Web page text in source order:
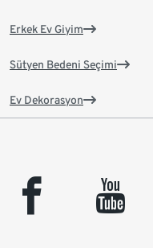
Erkek Ev Giyim
Sütyen Bedeni Seçimi
Ev Dekorasyon
facebook youtube